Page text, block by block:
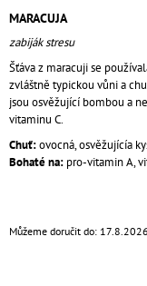
MARACUJA
zabiják stresu
Šťáva z maracuji se
zvláštně typickou vůni a
jsou osvěžující bombou a
vitaminu C.
Chuť:ovocná, osvěžujícía
Bohaté na: pro-vitamin A,
Můžeme doručit do: 17.8.2026
D
O
P
O
R
U
Č
J
E